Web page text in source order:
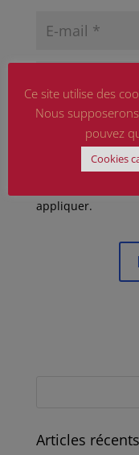
Enregistrer
dans le
Ce site est
appliquer.
Articles récents
Ce site utilise des
Nous
pouvez
Cookies